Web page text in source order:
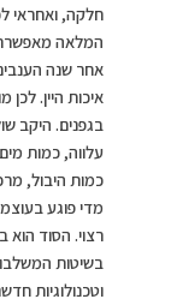
חלקה, ואחראי
המלאה מאפשרת
אחר שנה
איכות היין.
בגפנים. היקב
עלווה, כמות
כמות היבול,
מדי פוגע
רצוי. הסוד הוא
בשיטות
וטכנולוגיות